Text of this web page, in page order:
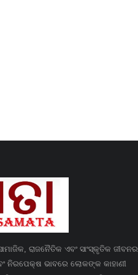
ରାଜନୈତିକ ଏବଂ ସାଂସ୍କୃତିକ ଜୀବନର
ନିରପେକ୍ଷ ଭାବରେ ଲୋକଙ୍କ କାହାଣୀ